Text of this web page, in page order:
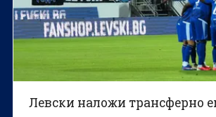
Левски наложи трансферно